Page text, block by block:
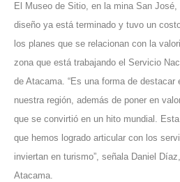
El Museo de Sitio, en la mina San José,
diseño ya está terminado y tuvo un
los planes que se relacionan con la
zona que está trabajando el Servicio
de Atacama. “Es una forma de destacar
nuestra región, además de poner en
que se convirtió en un hito mundial.
que hemos logrado articular con los
inviertan en turismo”, señala Daniel
Atacama.